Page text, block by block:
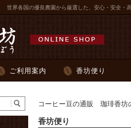
世界各国の優良農園から厳選した、安心・安全・
ご利用案内 香坊便り
コーヒー豆の通販 珈琲香坊
香坊便り